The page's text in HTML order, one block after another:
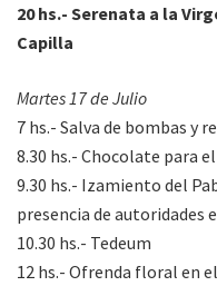
20 hs.- Serenata a la
Capilla
Martes 17 de Julio
7 hs.- Salva de bombas y
8.30 hs.- Chocolate para
9.30 hs.- Izamiento del
presencia de autoridades
10.30 hs.- Tedeum
12 hs.- Ofrenda floral en